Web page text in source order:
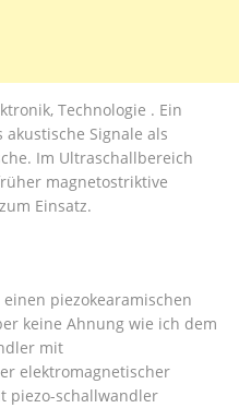
Technologie . Ein
Signale als
Im Ultraschallbereich
magnetostriktive
Einsatz.
piezokearamischen
keine Ahnung wie ich dem
mit
elektromagnetischer
piezo-schallwandler